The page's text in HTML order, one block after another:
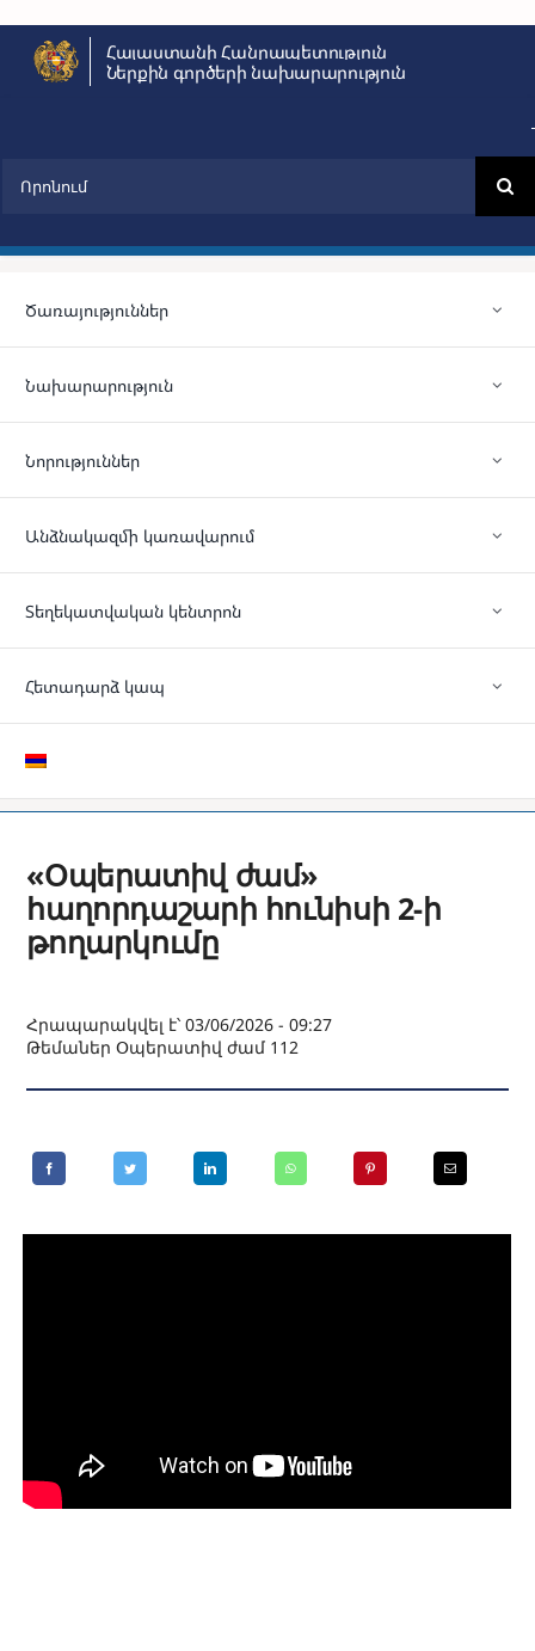
content
Հայաստանի Հանրապետություն
Ներքին գործերի նախարարություն
Ծառայություններ
Նախարարություն
Նորություններ
Անձնակազմի կառավարում
Տեղեկատվական կենտրոն
Հետադարձ կապ
«Օպերատիվ ժամ»
հաղորդաշարի հունիսի 2-ի
թողարկումը
Հրապարակվել է՝ 03/06/2026 - 09:27
ԹեմաներՕպերատիվ ժամ 112